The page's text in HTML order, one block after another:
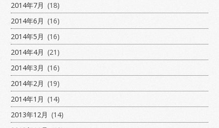
2014年7月 (18)
2014年6月 (16)
2014年5月 (16)
2014年4月 (21)
2014年3月 (16)
2014年2月 (19)
2014年1月 (14)
2013年12月 (14)